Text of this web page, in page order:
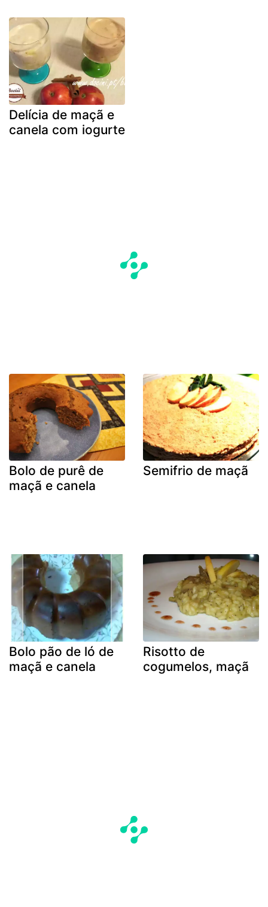
Delícia de maçã e
canela com iogurte
Bolo de purê de
maçã e canela
Semifrio de maçã
Bolo pão de ló de
maçã e canela
Risotto de
cogumelos, maçã